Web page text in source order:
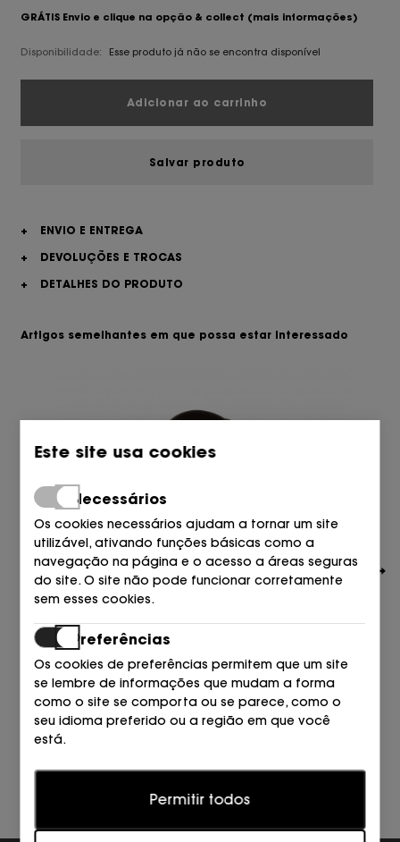
GRÁTIS Envio e clique na opção & collect (mais informações)
Disponibilidade: Esse produto já não se encontra disponível
Adicionar ao carrinho
Salvar produto
+
ENVIO E ENTREGA
+
DEVOLUÇÕES E TROCAS
+
DETALHES DO PRODUTO
Artigos semelhantes em que possa estar interessado
ARMANI EXCHANGE
BOLSO U6032 ANTAGONIS
135,00
Este site usa cookies
Necessários
Os cookies necessários ajudam a tornar um site
utilizável, ativando funções básicas como a
navegação na página e o acesso a áreas seguras
do site. O site não pode funcionar corretamente
sem esses cookies.
Preferências
Os cookies de preferências permitem que um site
se lembre de informações que mudam a forma
como o site se comporta ou se parece, como o
seu idioma preferido ou a região em que você
está.
Os cookies estatísticos ajudam os proprietários de
sites a entender como os visitantes interagem com
Permitir todos